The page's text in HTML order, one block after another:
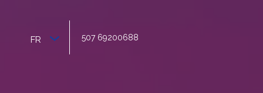
FR 507 69200688